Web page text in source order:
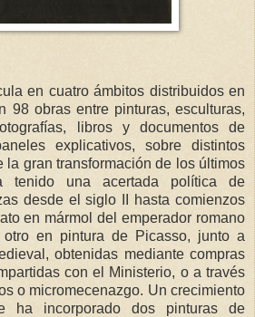
en cuatro ámbitos distribuidos en
98 obras entre pinturas, esculturas,
libros y documentos de
explicativos, sobre distintos
la gran transformación de los últimos
tenido una acertada política de
desde el siglo II hasta comienzos
en mármol del emperador romano
otro en pintura de Picasso, junto a
obtenidas mediante compras
con el Ministerio, o a través
o micromecenazgo. Un crecimiento
ha incorporado dos pinturas de